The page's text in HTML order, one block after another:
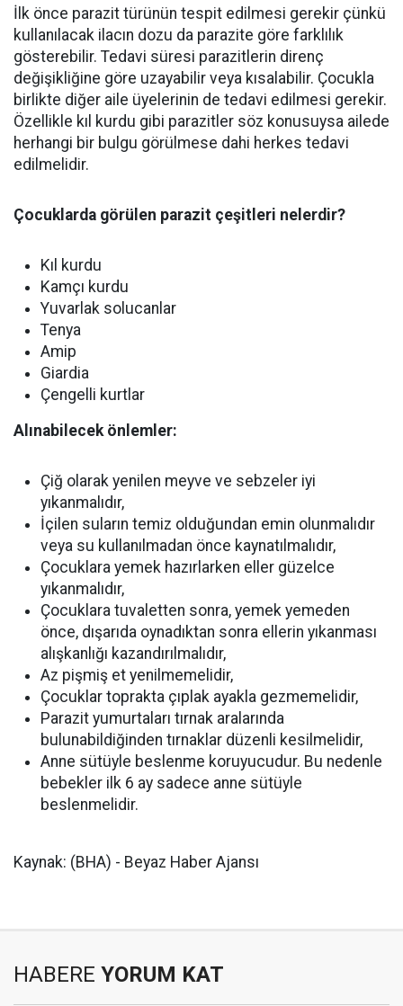
İlk önce parazit türünün tespit edilmesi gerekir çünkü
kullanılacak ilacın dozu da parazite göre farklılık
gösterebilir. Tedavi süresi parazitlerin direnç
değişikliğine göre uzayabilir veya kısalabilir. Çocukla
birlikte diğer aile üyelerinin de tedavi edilmesi gerekir.
Özellikle kıl kurdu gibi parazitler söz konusuysa ailede
herhangi bir bulgu görülmese dahi herkes tedavi
edilmelidir.
Çocuklarda görülen parazit çeşitleri nelerdir?
Kıl kurdu
Kamçı kurdu
Yuvarlak solucanlar
Tenya
Amip
Giardia
Çengelli kurtlar
Alınabilecek önlemler:
Çiğ olarak yenilen meyve ve sebzeler iyi
yıkanmalıdır,
İçilen suların temiz olduğundan emin olunmalıdır
veya su kullanılmadan önce kaynatılmalıdır,
Çocuklara yemek hazırlarken eller güzelce
yıkanmalıdır,
Çocuklara tuvaletten sonra, yemek yemeden
önce, dışarıda oynadıktan sonra ellerin yıkanması
alışkanlığı kazandırılmalıdır,
Az pişmiş et yenilmemelidir,
Çocuklar toprakta çıplak ayakla gezmemelidir,
Parazit yumurtaları tırnak aralarında
bulunabildiğinden tırnaklar düzenli kesilmelidir,
Anne sütüyle beslenme koruyucudur. Bu nedenle
bebekler ilk 6 ay sadece anne sütüyle
beslenmelidir.
Kaynak: (BHA) - Beyaz Haber Ajansı
HABERE YORUM KAT